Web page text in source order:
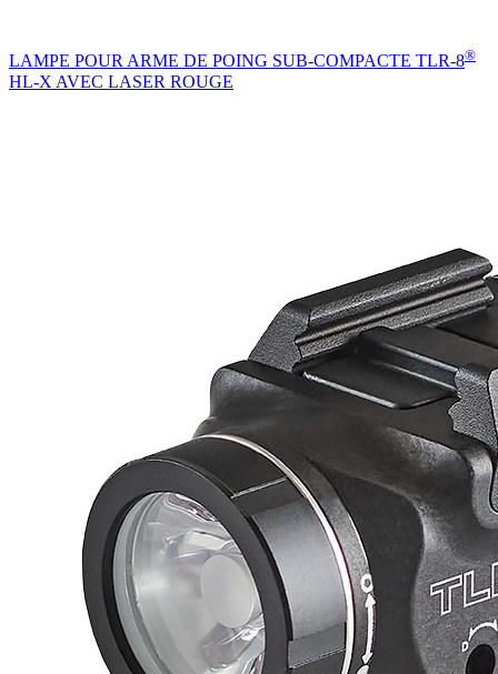
LAMPE POUR ARME DE POING SUB-COMPACTE TLR-8®
HL-X AVEC LASER ROUGE